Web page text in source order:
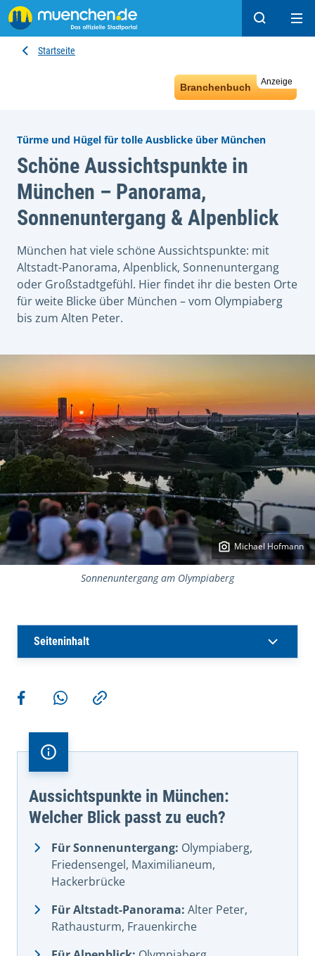
Suchen
Startseite
Anzeige
Branchenbuch
Türme und Hügel für tolle Ausblicke über München
Schöne Aussichtspunkte in
München – Panorama,
Sonnenuntergang & Alpenblick
München hat viele schöne Aussichtspunkte: mit
Altstadt-Panorama, Alpenblick, Sonnenuntergang
oder Großstadtgefühl. Hier findet ihr die besten Orte
für weite Blicke über München – vom Olympiaberg
bis zum Alten Peter.
Michael Hofmann
Sonnenuntergang am Olympiaberg
Seiteninhalt
Weitere Aktionen
Teilen auf Facebook
Teilen via WhatsApp
Kopieren
Aussichtspunkte in München:
Welcher Blick passt zu euch?
Für Sonnenuntergang: Olympiaberg,
Friedensengel, Maximilianeum,
Hackerbrücke
Für Altstadt-Panorama: Alter Peter,
Rathausturm, Frauenkirche